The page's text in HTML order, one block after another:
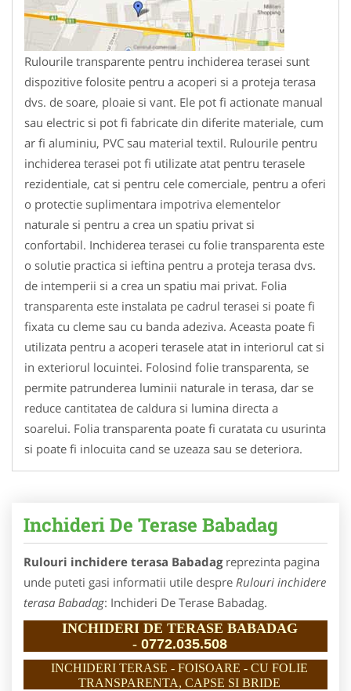
Rulourile transparente pentru inchiderea terasei sunt
dispozitive folosite pentru a acoperi si a proteja terasa
dvs. de soare, ploaie si vant. Ele pot fi actionate manual
sau electric si pot fi fabricate din diferite materiale, cum
ar fi aluminiu, PVC sau material textil. Rulourile pentru
inchiderea terasei pot fi utilizate atat pentru terasele
rezidentiale, cat si pentru cele comerciale, pentru a oferi
o protectie suplimentara impotriva elementelor
naturale si pentru a crea un spatiu privat si
confortabil. Inchiderea terasei cu folie transparenta este
o solutie practica si ieftina pentru a proteja terasa dvs.
de intemperii si a crea un spatiu mai privat. Folia
transparenta este instalata pe cadrul terasei si poate fi
fixata cu cleme sau cu banda adeziva. Aceasta poate fi
utilizata pentru a acoperi terasele atat in interiorul cat si
in exteriorul locuintei. Folosind folie transparenta, se
permite patrunderea luminii naturale in terasa, dar se
reduce cantitatea de caldura si lumina directa a
soarelui. Folia transparenta poate fi curatata cu usurinta
si poate fi inlocuita cand se uzeaza sau se deteriora.
Inchideri De Terase Babadag
Rulouri inchidere terasa Babadagreprezinta pagina
unde puteti gasi informatii utile despre Rulouri inchidere
terasa Babadag: Inchideri De Terase Babadag.
INCHIDERI DE TERASE BABADAG
- 0772.035.508
INCHIDERI TERASE - FOISOARE - CU FOLIE
TRANSPARENTA, CAPSE SI BRIDE